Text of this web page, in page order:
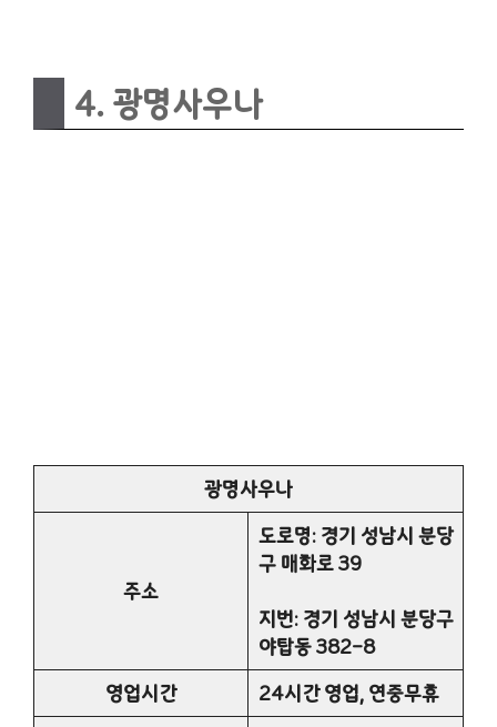
4. 광명사우나
광명사우나
주소
도로명: 경기 성남시 분당
구 매화로 39
지번: 경기 성남시 분당구
야탑동 382-8
영업시간
24시간 영업, 연중무휴